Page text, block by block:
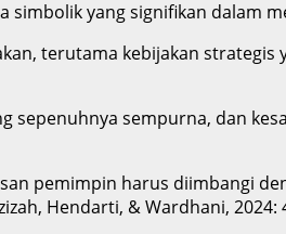
yang signifikan dalam
terutama kebijakan strategis
sempurna, dan
pemimpin harus diimbangi
Hendarti, & Wardhani, 2024: